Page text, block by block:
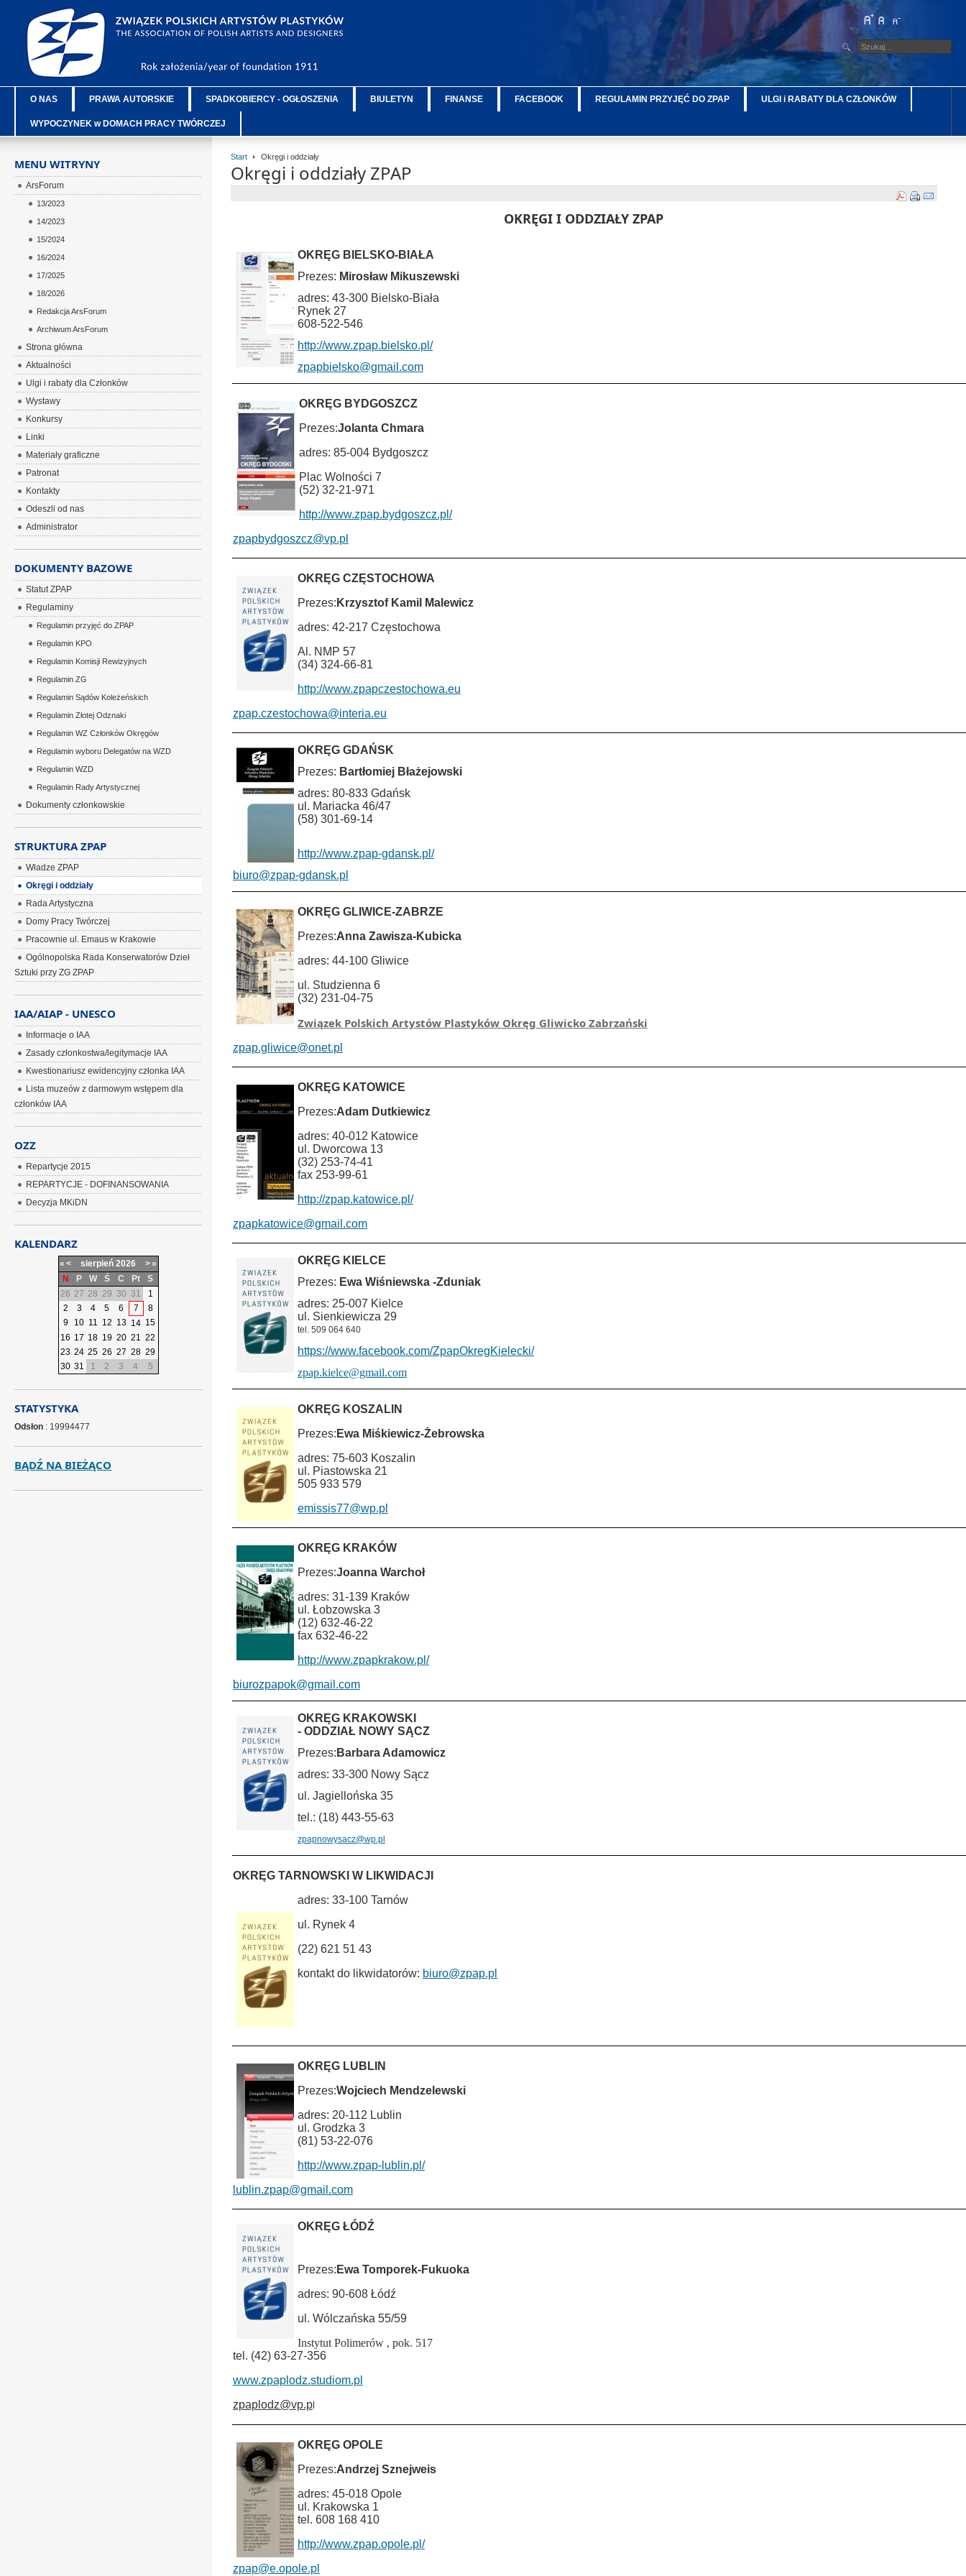
O NAS PRAWA AUTORSKIE SPADKOBIERCY - OGŁOSZENIA BIULETYN FINANSE FACEBOOK REGULAMIN PRZYJĘĆ DO ZPAP ULGI i RABATY DLA CZŁONKÓW
WYPOCZYNEK w DOMACH PRACY TWÓRCZEJ
Start Okręgi i oddziały
Okręgi i oddziały ZPAP
OKRĘGI I ODDZIAŁY ZPAP
OKRĘG BIELSKO-BIAŁA
Prezes: Mirosław Mikuszewski
adres: 43-300 Bielsko-Biała
Rynek 27
608-522-546
http://www.zpap.bielsko.pl/
zpapbielsko@gmail.com
OKRĘG BYDGOSZCZ
Prezes:Jolanta Chmara
adres: 85-004 Bydgoszcz
Plac Wolności 7
(52) 32-21-971
http://www.zpap.bydgoszcz.pl/
zpapbydgoszcz@vp.pl
OKRĘG CZĘSTOCHOWA
Prezes: Krzysztof Kamil Malewicz
adres: 42-217 Częstochowa
Al. NMP 57
(34) 324-66-81
http://www.zpapczestochowa.eu
zpap.czestochowa@interia.eu
OKRĘG GDAŃSK
Prezes: Bartłomiej Błażejowski
adres: 80-833 Gdańsk
ul. Mariacka 46/47
(58) 301-69-14
http://www.zpap-gdansk.pl/
biuro@zpap-gdansk.pl
OKRĘG GLIWICE-ZABRZE
Prezes:Anna Zawisza-Kubicka
adres: 44-100 Gliwice
ul. Studzienna 6
(32) 231-04-75
Związek Polskich Artystów Plastyków Okręg Gliwicko Zabrzański
zpap.gliwice@onet.pl
OKRĘG KATOWICE
Prezes:Adam Dutkiewicz
adres: 40-012 Katowice
ul. Dworcowa 13
(32) 253-74-41
fax 253-99-61
http://zpap.katowice.pl/
zpapkatowice@gmail.com
OKRĘG KIELCE
Prezes: Ewa Wiśniewska -Zduniak
adres: 25-007 Kielce
ul. Sienkiewicza 29
tel. 509 064 640
https://www.facebook.com/ZpapOkregKielecki/
zpap.kielce@gmail.com
OKRĘG KOSZALIN
Prezes: Ewa Miśkiewicz-Żebrowska
adres: 75-603 Koszalin
ul. Piastowska 21
505 933 579
emissis77@wp.pl
OKRĘG KRAKÓW
Prezes:Joanna Warchoł
adres: 31-139 Kraków
ul. Łobzowska 3
(12) 632-46-22
fax 632-46-22
http://www.zpapkrakow.pl/
biurozpapok@gmail.com
OKRĘG KRAKOWSKI
- ODDZIAŁ NOWY SĄCZ
Prezes: Barbara Adamowicz
adres: 33-300 Nowy Sącz
ul. Jagiellońska 35
tel.: (18) 443-55-63
zpapnowysacz@wp.pl
OKRĘG TARNOWSKI W LIKWIDACJI
adres: 33-100 Tarnów
ul. Rynek 4
(22) 621 51 43
kontakt do likwidatorów: biuro@zpap.pl
OKRĘG LUBLIN
Prezes:Wojciech Mendzelewski
adres: 20-112 Lublin
ul. Grodzka 3
(81) 53-22-076
http://www.zpap-lublin.pl/
lublin.zpap@gmail.com
OKRĘG ŁÓDŹ
Prezes: Ewa Tomporek-Fukuoka
adres: 90-608 Łódź
ul. Wólczańska 55/59
Instytut Polimerów , pok. 517
tel. (42) 63-27-356
www.zpaplodz.studiom.pl
zpaplodz@vp.pl
OKRĘG OPOLE
Prezes:Andrzej Sznejweis
adres: 45-018 Opole
ul. Krakowska 1
tel. 608 168 410
http://www.zpap.opole.pl/
zpap@e.opole.pl
MENU WITRYNY
ArsForum
13/2023
14/2023
15/2024
16/2024
17/2025
18/2026
Redakcja ArsForum
Archiwum ArsForum
Strona główna
Aktualności
Ulgi i rabaty dla Członków
Wystawy
Konkursy
Linki
Materiały graficzne
Patronat
Kontakty
Odeszli od nas
Administrator
DOKUMENTY BAZOWE
Statut ZPAP
Regulaminy
Regulamin przyjęć do ZPAP
Regulamin KPO
Regulamin Komisji Rewizyjnych
Regulamin ZG
Regulamin Sądów Koleżeńskich
Regulamin Złotej Odznaki
Regulamin WZ Członków Okręgów
Regulamin wyboru Delegatów na WZD
Regulamin WZD
Regulamin Rady Artystycznej
Dokumenty członkowskie
STRUKTURA ZPAP
Władze ZPAP
Okręgi i oddziały
Rada Artystyczna
Domy Pracy Twórczej
Pracownie ul. Emaus w Krakowie
Ogólnopolska Rada Konserwatorów Dzieł
Sztuki przy ZG ZPAP
IAA/AIAP - UNESCO
Informacje o IAA
Zasady członkostwa/legitymacje IAA
Kwestionariusz ewidencyjny członka IAA
Lista muzeów z darmowym wstępem dla
członków IAA
OZZ
Repartycje 2015
REPARTYCJE - DOFINANSOWANIA
Decyzja MKiDN
KALENDARZ
« < sierpień 2026 >»
N
P W Ś C Pt
S
26 27 28 29 30 31
1
2
3 4 5 6 7
8
9
10 11 12 13 14 15
16 17 18 19 20 21 22
23 24 25 26 27 28 29
30 31 1 2 3 4 5
STATYSTYKA
Odsłon : 19994477
BĄDŹ NA BIEŻĄCO